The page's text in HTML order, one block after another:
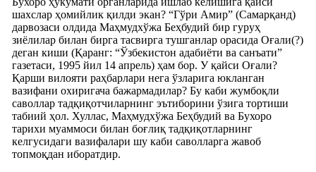
шахслар ҳомийлик қилди экан? “Гўри Амир” (Самарқанд)
дарвозаси олдида Маҳмудхўжа Беҳбудий бир гуруҳ
зиёлилар билан бирга тасвирга тушганлар орасида Оғали(?)
деган киши (Қаранг: “Ўзбекистон адабиёти ва санъати”
газетаси, 1995 йил 14 апрель) ҳам бор. У қайси Оғали?
Қарши вилояти раҳбарлари нега ўзларига юкланган
вазифани охиригача бажармадилар? Бу каби жумбоқли
саволлар тадқиқотчиларнинг эътиборини ўзига тортиши
табиий ҳол. Хуллас, Маҳмудхўжа Беҳбудий ва Бухоро
тарихи муаммоси билан боғлиқ тадқиқотларнинг
келгусидаги вазифалари шу каби саволларга жавоб
топмоқдан иборатдир.